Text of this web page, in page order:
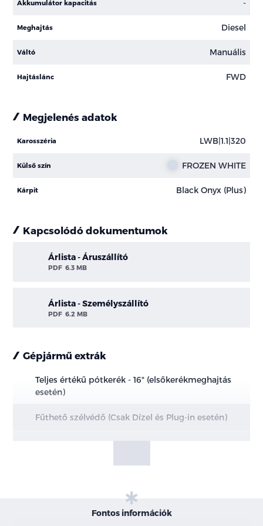
Akkumulátor kapacitás -
Meghajtás Diesel
Váltó Manuális
Hajtáslánc FWD
Megjelenés adatok
Karosszéria LWB|1.1|320
Külső szín FROZEN WHITE
Kárpit Black Onyx (Plus)
Kapcsolódó dokumentumok
Árlista - Áruszállító
PDF 6.3 MB
Árlista - Személyszállító
PDF 6.2 MB
Gépjármű extrák
Teljes értékű pótkerék - 16" (elsőkerékmeghajtás
esetén)
Fűthető szélvédő (Csak Dízel és Plug-in esetén)
Nagyméretű üzemanyag tartály - 70l
Fontos információk